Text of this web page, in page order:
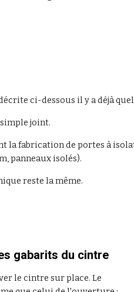
ci-dessous il y a déjà
joint.
la fabrication de portes à
panneaux isolés).
reste la même.
gabarits du cintre
le cintre sur place. Le